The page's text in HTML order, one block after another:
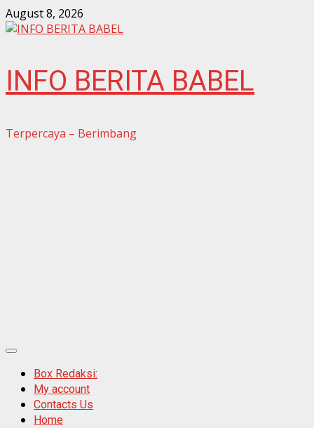
Skip
to
August 8, 2026
INFO BERITA BABEL
Terpercaya – Berimbang
Primary
MenuBox Redaksi:
My account
Contacts Us
Home